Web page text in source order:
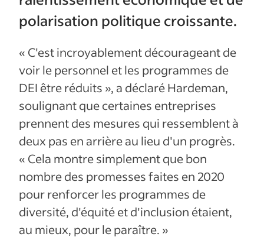
polarisation politique croissante.
« C'est incroyablement décourageant de
voir le personnel et les programmes de
DEI être réduits », a déclaré Hardeman,
soulignant que certaines entreprises
prennent des mesures qui ressemblent à
deux pas en arrière au lieu d'un progrès.
« Cela montre simplement que bon
nombre des promesses faites en 2020
pour renforcer les programmes de
diversité, d'équité et d'inclusion étaient,
au mieux, pour le paraître. »